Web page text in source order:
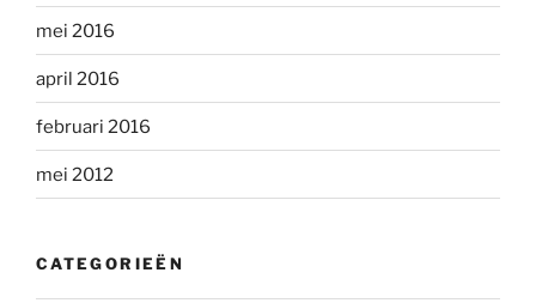
mei 2016
april 2016
februari 2016
mei 2012
CATEGORIEËN